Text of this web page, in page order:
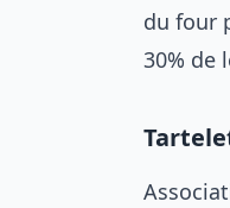
du four
30% de